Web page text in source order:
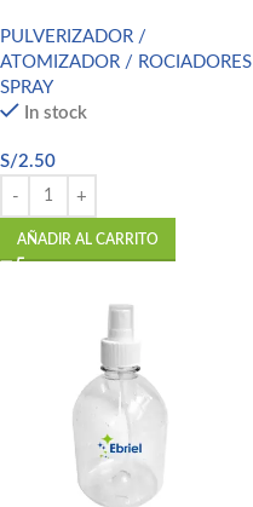
PULVERIZADOR /
ATOMIZADOR / ROCIADORES
SPRAY
In stock
S/2.50
AÑADIR AL CARRITO